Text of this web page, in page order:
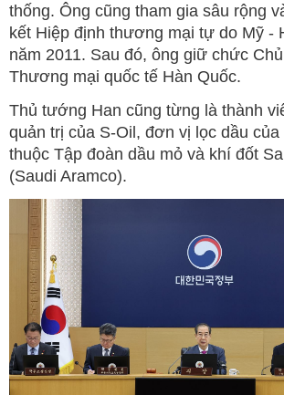
thống. Ông cũng tham gia sâu rộng
kết Hiệp định thương mại tự do Mỹ -
năm 2011. Sau đó, ông giữ chức
Thương mại quốc tế Hàn Quốc.
Thủ tướng Han cũng từng là thành
quản trị của S-Oil, đơn vị lọc dầu của
thuộc Tập đoàn dầu mỏ và khí đốt
(Saudi Aramco).